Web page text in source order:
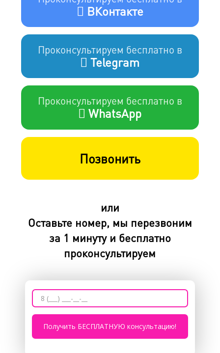
ВКонтакте
Проконсультируем бесплатно в
Telegram
Проконсультируем бесплатно в
WhatsApp
Позвонить
или
Оставьте номер, мы перезвоним
за 1 минуту и бесплатно
проконсультируем